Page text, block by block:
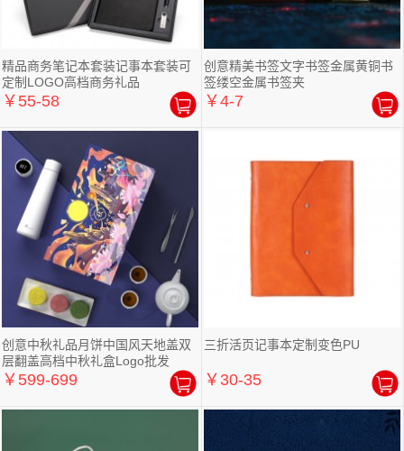
精品商务笔记本套装记事本套装可
定制LOGO高档商务礼品
￥55-58
创意精美书签文字书签金属黄铜书
签缕空金属书签夹
￥4-7
创意中秋礼品月饼中国风天地盖双
层翻盖高档中秋礼盒Logo批发
￥599-699
三折活页记事本定制变色PU
￥30-35